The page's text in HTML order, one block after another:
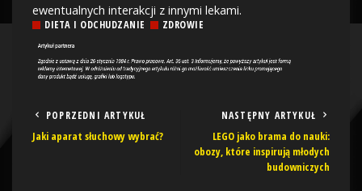
ewentualnych interakcji z innymi lekami.
DIETA I ODCHUDZANIE ZDROWIE
POPRZEDNI ARTYKUŁ
Jaki aparat słuchowy wybrać?
NASTĘPNY ARTYKUŁ
LEGO jako brama do nauki:
obozy, które inspirują młodych
budowniczych